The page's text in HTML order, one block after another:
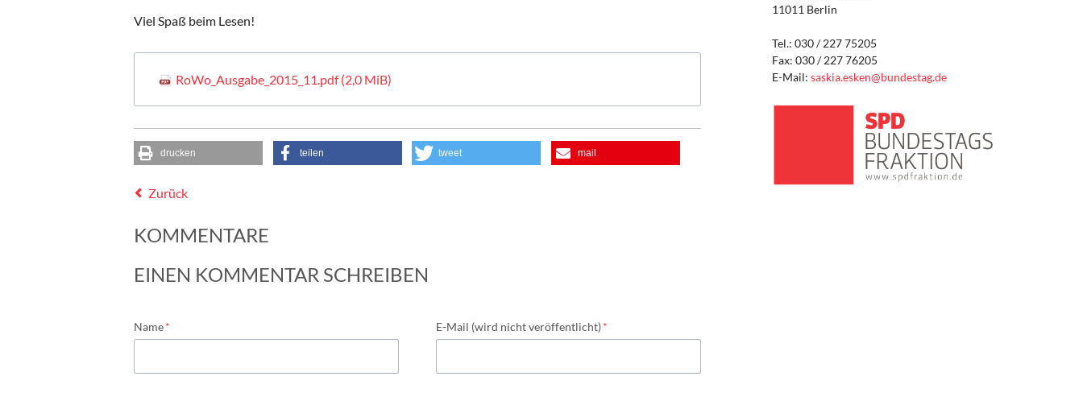
Viel Spaß beim Lesen!
RoWo_Ausgabe_2015_11.pdf(2,0 MiB)
drucken teilen tweet mail
Zurück
KOMMENTARE
EINEN KOMMENTAR SCHREIBEN
Pflichtfeld
Name* Pflichtfeld
E-Mail (wird nicht veröffentlicht)*
11011 Berlin
Tel.: 030 / 227 75205
Fax: 030 / 227 76205
E-Mail:saskia.esken@bundestag.de